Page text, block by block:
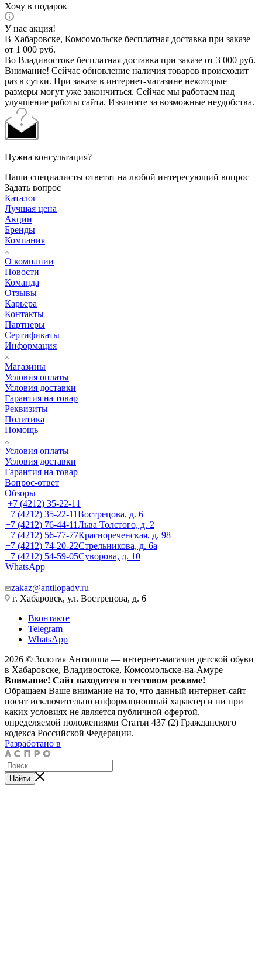
Хочу в подарок
У нас акция!
В Хабаровске, Комсомольске бесплатная доставка при заказе
от 1 000 руб.
Во Владивостоке бесплатная доставка при заказе от 3 000 руб.
Внимание! Сейчас обновление наличия товаров происходит
раз в сутки. При заказе в интернет-магазине некоторые
размеры могут уже закончиться. Сейчас мы работаем над
улучшение работы сайта. Извините за возможные неудобства.
Нужна консультация?
Наши специалисты ответят на любой интересующий вопрос
Задать вопрос
Каталог
Лучшая цена
Акции
Бренды
Компания
О компании
Новости
Команда
Отзывы
Карьера
Контакты
Партнеры
Сертификаты
Информация
Магазины
Условия оплаты
Условия доставки
Гарантия на товар
Реквизиты
Политика
Помощь
Условия оплаты
Условия доставки
Гарантия на товар
Вопрос-ответ
Обзоры
+7 (4212) 35-22-11
+7 (4212) 35-22-11Вострецова, д. 6
+7 (4212) 76-44-11Льва Толстого, д. 2
+7 (4212) 56-77-77Краснореченская, д. 98
+7 (4212) 74-20-22Стрельникова, д. 6а
+7 (4212) 54-59-05Суворова, д. 10
WhatsApp
zakaz@antilopadv.ru
г. Хабаровск, ул. Вострецова, д. 6
Вконтакте
Telegram
WhatsApp
2026 © Золотая Антилопа — интернет-магазин детской обуви
в Хабаровске, Владивостоке, Комсомольске-на-Амуре
Внимание! Сайт находится в тестовом режиме!
Обращаем Ваше внимание на то, что данный интернет-сайт
носит исключительно информационный характер и ни при
каких условиях не является публичной офертой,
определяемой положениями Статьи 437 (2) Гражданского
кодекса Российской Федерации.
Разработано в
Найти